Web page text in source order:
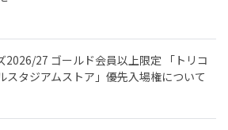
2026/27 ゴールド会員以上限定 「トリコ
スタジアムストア」優先入場権について